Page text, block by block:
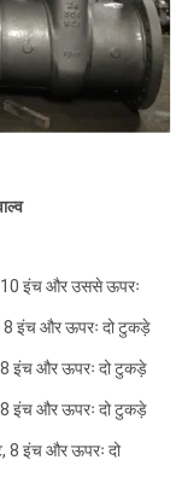
10 इंच और उससे ऊपरः
8 इंच और ऊपरः दो टुकड़े
8 इंच और ऊपरः दो टुकड़े
8 इंच और ऊपरः दो टुकड़े
8 इंच और ऊपरः दो